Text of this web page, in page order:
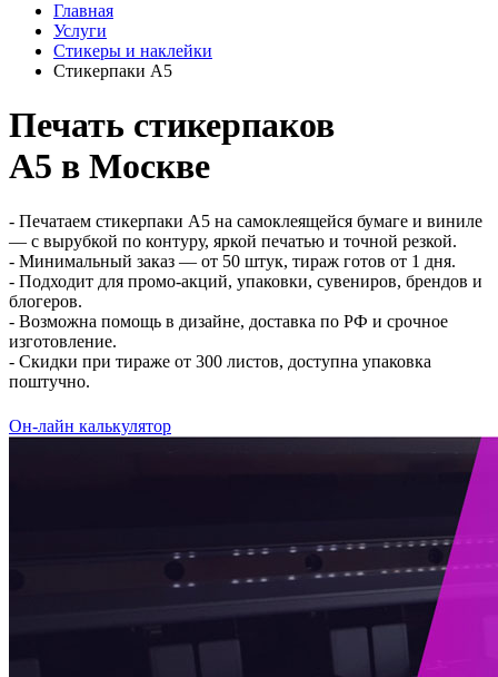
Главная
Услуги
Стикеры и наклейки
Стикерпаки А5
Печать стикерпаков
A5 в Москве
- Печатаем стикерпаки А5 на самоклеящейся бумаге и виниле
— с вырубкой по контуру, яркой печатью и точной резкой.
- Минимальный заказ — от 50 штук, тираж готов от 1 дня.
- Подходит для промо-акций, упаковки, сувениров, брендов и
блогеров.
- Возможна помощь в дизайне, доставка по РФ и срочное
изготовление.
- Скидки при тираже от 300 листов, доступна упаковка
поштучно.
Он-лайн калькулятор